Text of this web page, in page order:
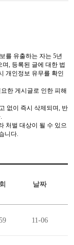
를 유출하는 자는 5년
, 등록된 글에 대한 법
개인정보 유무를 확인
한 게시글로 인한 피해
없이 즉시 삭제되며, 반
처벌 대상이 될 수 있으
니다.
날짜
11-06